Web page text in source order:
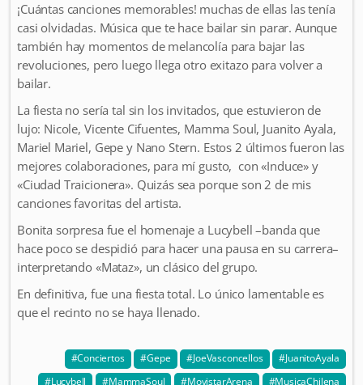
¡Cuántas canciones memorables! muchas de ellas las tenía
casi olvidadas. Música que te hace bailar sin parar. Aunque
también hay momentos de melancolía para bajar las
revoluciones, pero luego llega otro exitazo para volver a
bailar.
La fiesta no sería tal sin los invitados, que estuvieron de
lujo: Nicole, Vicente Cifuentes, Mamma Soul, Juanito Ayala,
Mariel Mariel, Gepe y Nano Stern. Estos 2 últimos fueron las
mejores colaboraciones, para mí gusto, con «Induce» y
«Ciudad Traicionera». Quizás sea porque son 2 de mis
canciones favoritas del artista.
Bonita sorpresa fue el homenaje a Lucybell –banda que
hace poco se despidió para hacer una pausa en su carrera–
interpretando «Mataz», un clásico del grupo.
En definitiva, fue una fiesta total. Lo único lamentable es
que el recinto no se haya llenado.
Conciertos Gepe JoeVasconcellos
JuanitoAyala
Lucybell
MammaSoul MovistarArena
MusicaChilena